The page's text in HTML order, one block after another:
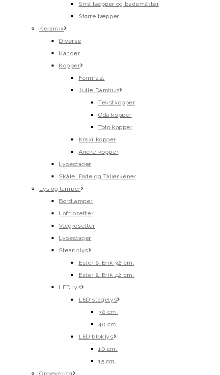
Små tæpper og bademåtter
Større tæpper
Keramik
Diverse
Kander
Kopper
Formfast
Julie Damhus
Tekstkopper
Oda kopper
Toto kopper
Kraki kopper
Andre kopper
Lysestager
Skåle, Fade og Tallerkener
Lys og lamper
Bordlamper
Loftrosetter
Vægrosetter
Lysestager
Stearinlys
Ester & Erik 32 cm.
Ester & Erik 42 cm.
LED lys
LED stagelys
30 cm.
40 cm.
LED bloklys
10 cm.
15 cm.
Opbevaring